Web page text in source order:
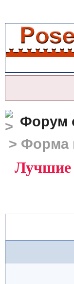
Форум
> Форма
Лучшие